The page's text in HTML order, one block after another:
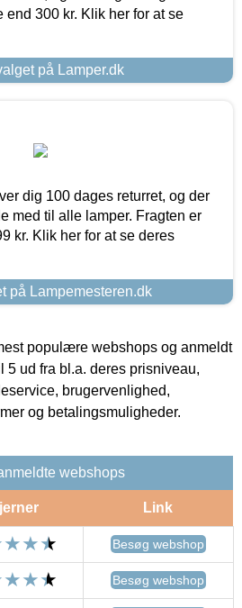
end 300 kr. Klik her for at se
på Lamper.dk
dig 100 dages returret, og der
med til alle lamper. Fragten er
kr. Klik her for at se deres
på Lampemesteren.dk
populære webshops og anmeldt
5 ud fra bl.a. deres prisniveau,
brugervenlighed,
og betalingsmuligheder.
webshops
Link
Besøg webshop
Besøg webshop